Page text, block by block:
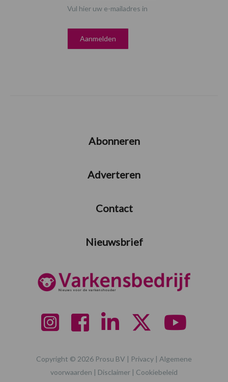
Vul hier uw e-mailadres in
Abonneren
Adverteren
Contact
Nieuwsbrief
Copyright © 2026 Prosu BV | Privacy | Algemene
voorwaarden | Disclaimer | Cookiebeleid